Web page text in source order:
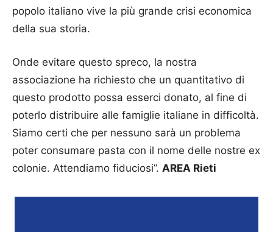
popolo italiano vive la più grande crisi economica
della sua storia.
Onde evitare questo spreco, la nostra
associazione ha richiesto che un quantitativo di
questo prodotto possa esserci donato, al fine di
poterlo distribuire alle famiglie italiane in difficoltà.
Siamo certi che per nessuno sarà un problema
poter consumare pasta con il nome delle nostre ex
colonie. Attendiamo fiduciosi”. AREA Rieti